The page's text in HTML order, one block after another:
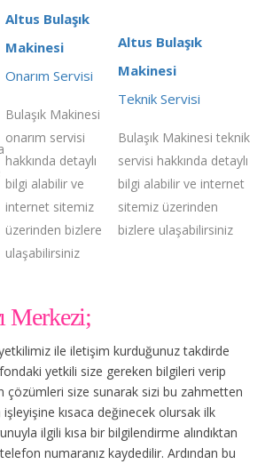
Altus Bulaşık
Makinesi
Onarım Servisi
Bulaşık Makinesi
onarım servisi
hakkında detaylı
bilgi alabilir ve
internet sitemiz
üzerinden bizlere
ulaşabilirsiniz
Altus Bulaşık
Makinesi
Teknik Servisi
Bulaşık Makinesi teknik
servisi hakkında detaylı
bilgi alabilir ve internet
sitemiz üzerinden
bizlere ulaşabilirsiniz
Merkezi;
ile iletişim kurduğunuz takdirde
yetkili size gereken bilgileri verip
çözümleri size sunarak sizi bu zahmetten
kısaca değinecek olursak ilk
ilgili kısa bir bilgilendirme alındıktan
numaranız kaydedilir. Ardından bu